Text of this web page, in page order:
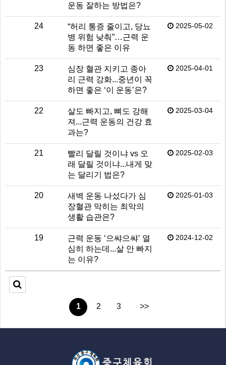
운동 잘하는 방법은?
24
“허리 통증 줄이고, 당뇨
병 위험 낮춰”…근력 운
동 하면 좋은 이유
2025-05-02
23
심장 혈관 지키고 종아
리 근력 강화...중년이 꼭
하면 좋은 ‘이 운동’은?
2025-04-01
22
살도 빠지고, 뼈도 강해
져...근력 운동의 건강 효
과는?
2025-03-04
21
빨리 달릴 것이냐 vs 오
래 달릴 것이냐...내게 맞
는 달리기 법은?
2025-02-03
20
새벽 운동 나섰다가 심
장혈관 막히는 최악의
생활 습관은?
2025-01-03
19
근력 운동 ‘으쌰으쌰’ 열
심히 하는데...살 안 빠지
는 이유?
2024-12-02
1 2 3 >>